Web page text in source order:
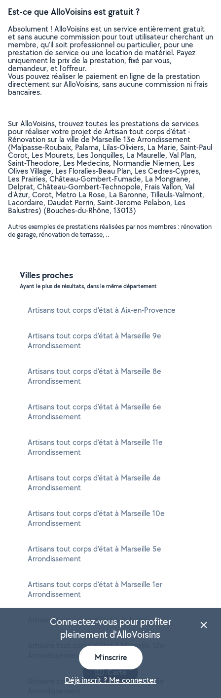
Est-ce que AlloVoisins est gratuit ?
Absolument ! AlloVoisins est un service entièrement gratuit
et sans aucune commission pour tout utilisateur cherchant un
membre, qu’il soit professionnel ou particulier, pour une
prestation de service ou une location de matériel. Payez
uniquement le prix de la prestation, fixé par vous,
demandeur, et l’offreur.
Vous pouvez réaliser le paiement en ligne de la prestation
directement sur AlloVoisins, sans aucune commission ni frais
bancaires.
Sur AlloVoisins, trouvez toutes les prestations de services
pour réaliser votre projet de Artisan tout corps d'état -
Rénovation sur la ville de Marseille 13e Arrondissement
(Malpasse-Roubaix, Palama, Lilas-Oliviers, La Marie, Saint-Paul
Corot, Les Mourets, Les Jonquilles, La Maurelle, Val Plan,
Saint-Theodore, Les Medecins, Normandie Niemen, Les
Olives Village, Les Floralies-Beau Plan, Les Cedres-Cypres,
Les Prairies, Château-Gombert-Fumade, La Mongrane,
Delprat, Château-Gombert-Technopole, Frais Vallon, Val
d'Azur, Corot, Metro La Rose, La Baronne, Tilleuls-Valmont,
Lacordaire, Daudet Perrin, Saint-Jerome Pelabon, Les
Balustres) (Bouches-du-Rhône, 13013)
Autres exemples de prestations réalisées par nos membres : rénovation
de garage, rénovation de terrasse, ..
Villes proches
Ayant le plus de résultats, dans le même département
Artisans tout corps d'état à Aix-en-Provence
Artisans tout corps d'état à Marseille 9e
Arrondissement
Artisans tout corps d'état à Marseille 8e
Arrondissement
Artisans tout corps d'état à Marseille 6e
Arrondissement
Artisans tout corps d'état à Marseille 11e
Arrondissement
Artisans tout corps d'état à Marseille 4e
Arrondissement
Artisans tout corps d'état à Marseille 10e
Arrondissement
Artisans tout corps d'état à Marseille 5e
Arrondissement
Artisans tout corps d'état à Marseille 1er
Arrondissement
Artisans tout corps d'état à Aubagne
Artisans tout corps d'état à Marseille 12e
Arrondissement
Artisans tout corps d'état à Marseille 15e
Carte
Connectez-vous pour profiter
pleinement d'AlloVoisins
M'inscrire
Déjà inscrit ? Me connecter